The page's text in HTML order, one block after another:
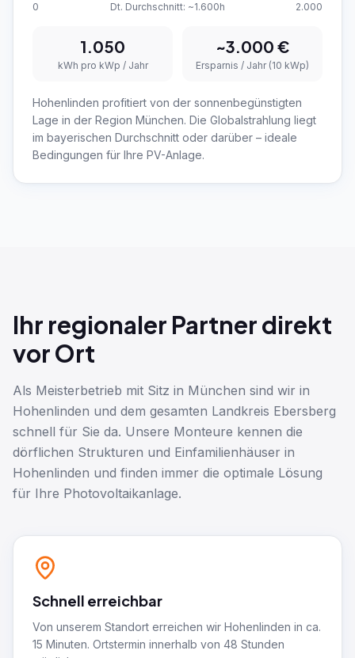
0 Dt. Durchschnitt: ~1.600h 2.000
1.050
kWh pro kWp / Jahr
~3.000 €
Ersparnis / Jahr (10 kWp)
Hohenlinden profitiert von der sonnenbegünstigten
Lage in der Region München. Die Globalstrahlung liegt
im bayerischen Durchschnitt oder darüber – ideale
Bedingungen für Ihre PV-Anlage.
Ihr regionaler Partner direkt
vor Ort
Als Meisterbetrieb mit Sitz in München sind wir in
Hohenlinden und dem gesamten Landkreis Ebersberg
schnell für Sie da. Unsere Monteure kennen die
dörflichen Strukturen und Einfamilienhäuser in
Hohenlinden und finden immer die optimale Lösung
für Ihre Photovoltaikanlage.
Schnell erreichbar
Von unserem Standort erreichen wir Hohenlinden in ca.
15 Minuten. Ortstermin innerhalb von 48 Stunden